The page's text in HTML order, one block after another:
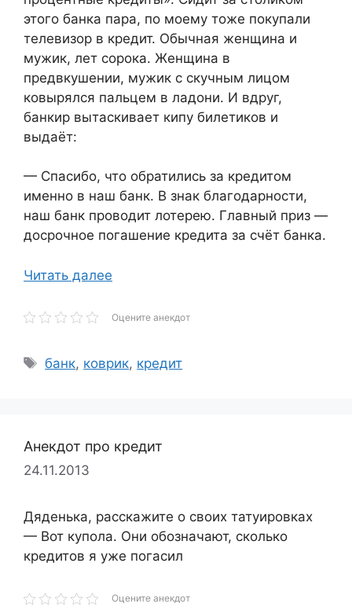
этого банка пара, по моему тоже покупали
телевизор в кредит. Обычная женщина и
мужик, лет сорока. Женщина в
предвкушении, мужик с скучным лицом
ковырялся пальцем в ладони. И вдруг,
банкир вытаскивает кипу билетиков и
выдаёт:
— Спасибо, что обратились за кредитом
именно в наш банк. В знак благодарности,
наш банк проводит лотерею. Главный приз —
досрочное погашение кредита за счёт банка.
Читать далее
Оцените анекдот
Метки
банк, коврик, кредит
Анекдот про кредит
24.11.2013
Дяденька, расскажите о своих татуировках
— Вот купола. Они обозначают, сколько
кредитов я уже погасил
Оцените анекдот